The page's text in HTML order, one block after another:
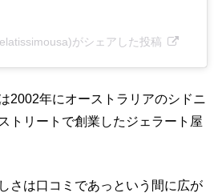
がシェアした投稿
2002年にオーストラリアのシドニ
トリートで創業したジェラート屋
さは口コミであっという間に広が